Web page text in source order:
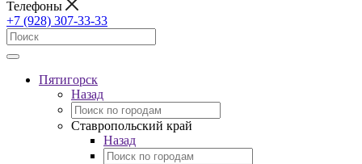
Телефоны
+7 (928) 307-33-33
Пятигорск
Назад
Ставропольский край
Назад